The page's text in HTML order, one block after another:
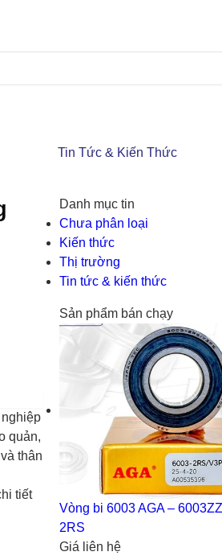
Tin Tức & Kiến Thức
quản,
thân
tiết
Danh mục tin
Chưa phân loại
Kiến thức
Thị trường
Tin tức & kiến thức
Sản phẩm bán chạy
Vòng bi 6003 AGA –
2RS
Giá liên hệ